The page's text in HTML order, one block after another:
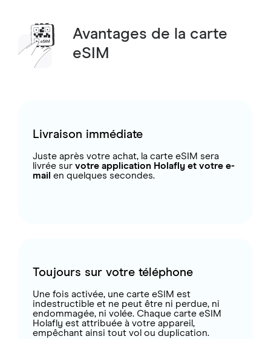
Avantages de la carte
eSIM
Livraison immédiate
Juste après votre achat, la carte eSIM sera
livrée sur votre application Holafly et votre e-
mail en quelques secondes.
Toujours sur votre téléphone
Une fois activée, une carte eSIM est
indestructible et ne peut être ni perdue, ni
endommagée, ni volée. Chaque carte eSIM
Holafly est attribuée à votre appareil,
empêchant ainsi tout vol ou duplication.